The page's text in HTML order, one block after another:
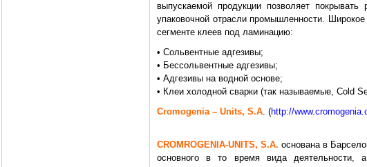
выпускаемой продукции позволяет покрывать
упаковочной отрасли промышленности. Широкое
сегменте клеев под ламинацию:
• Сольвентные адгезивы;
• Бессольвентные адгезивы;
• Адгезивы на водной основе;
• Клеи холодной сварки (так называемые, Cold
Cromogenia – Units, S.A. (http://
CROMROGENIA-UNITS, S.A. основана в
основного в то время вида деятельности,